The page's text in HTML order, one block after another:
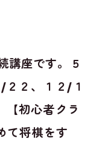
講座です。５
２、１２/１
【初心者クラ
て将棋をす